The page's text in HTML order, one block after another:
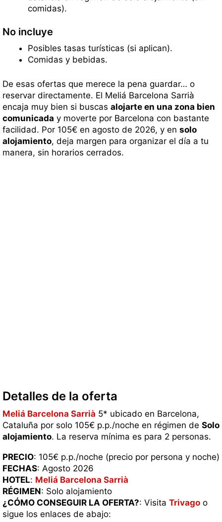
comidas).
No incluye
Posibles tasas turísticas (si aplican).
Comidas y bebidas.
De esas ofertas que merece la pena guardar… o
reservar directamente. El Meliá Barcelona Sarrià
encaja muy bien si buscas alojarte en una zona bien
comunicada y moverte por Barcelona con bastante
facilidad. Por 105€ en agosto de 2026, y en solo
alojamiento, deja margen para organizar el día a tu
manera, sin horarios cerrados.
Detalles de la oferta
Meliá Barcelona Sarrià 5* ubicado en Barcelona,
Cataluña por solo 105€ p.p./noche en régimen de Solo
alojamiento. La reserva mínima es para 2 personas.
PRECIO: 105€ p.p./noche (precio por persona y noche)
FECHAS: Agosto 2026
HOTEL: Meliá Barcelona Sarrià
RÉGIMEN: Solo alojamiento
¿CÓMO CONSEGUIR LA OFERTA?: Visita Trivago o
sigue los enlaces de abajo: